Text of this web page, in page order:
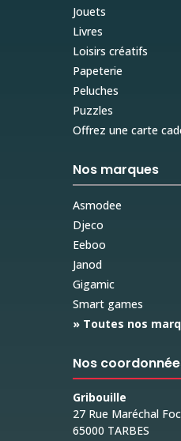
Jouets
Livres
Loisirs créatifs
Papeterie
Peluches
Puzzles
Offrez une carte
Nos marques
Asmodee
Djeco
Eeboo
Janod
Gigamic
Smart games
» Toutes nos
Nos
Gribouille
27 Rue Maréchal
65000 TARBES